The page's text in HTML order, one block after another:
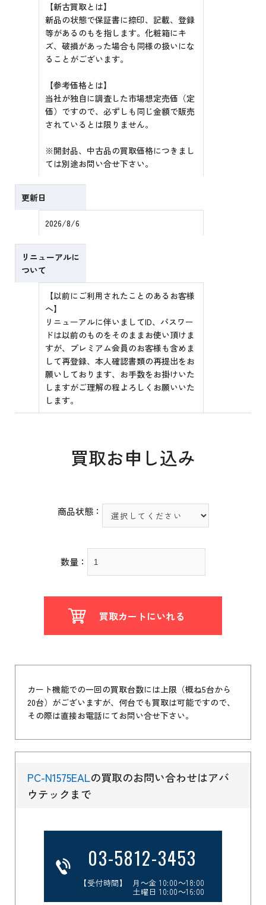
【新古買取とは】
新品の状態で保証書に捺印、記載、登録
等があるのもを指します。化粧箱にキ
ズ、破損があった場合も同様の扱いにな
ることがございます。
【参考価格とは】
当社が独自に調査した市場想定売価（定
価）ですので、必ずしも同じ金額で販売
されているとは限りません。
※開封品、中古品の買取価格につきまし
ては別途お問い合せ下さい。
更新日
2026/8/6
リニューアルに
ついて
【以前にご利用されたことのあるお客様
へ】
リニューアルに伴いましてID、パスワー
ドは以前のものをそのままお使い頂けま
すが、プレミアム会員のお客様も含めま
して再登録、本人確認書類の再提出をお
願いしております、お手数をお掛けいた
しますがご理解の程よろしくお願いいた
します。
買取お申し込み
商品状態：
数量：
買取カートにいれる
カート機能での一回の買取台数には上限（概ね5台から
20台）がございますが、何台でも買取は可能ですので、
その際は直接お電話にてお問い合せ下さい。
PC-N1575EALの買取のお問い合わせはアバ
ウテックまで
03-5812-3453
【受付時間】 月～金 10:00～18:00
土曜日 10:00～16:00